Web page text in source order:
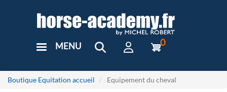
User
Custom
MENU 0
Boutique Equitation accueil Equipement du cheval